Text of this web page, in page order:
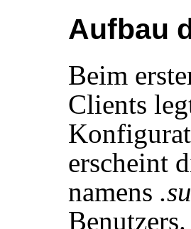
Aufbau
Beim
Clients
erscheint
namens